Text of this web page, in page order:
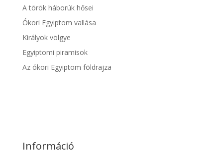
A török háborúk hősei
Ókori Egyiptom vallása
Királyok völgye
Egyiptomi piramisok
Az ókori Egyiptom földrajza
Információ